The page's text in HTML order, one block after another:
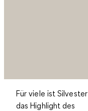
Für viele ist Silvester
das Highlight des